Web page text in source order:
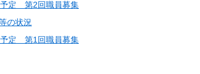
定 第2回職員募集
の状況
定 第1回職員募集